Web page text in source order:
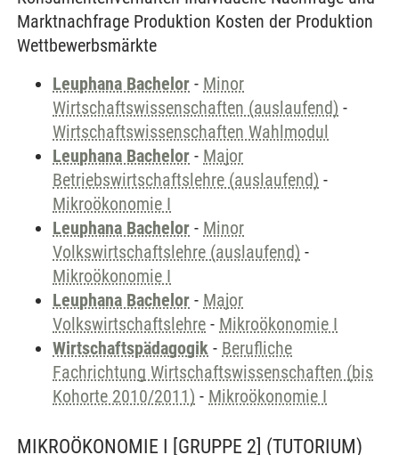
Marktnachfrage Produktion Kosten der Produktion
Wettbewerbsmärkte
Leuphana Bachelor - Minor
Wirtschaftswissenschaften (auslaufend) -
Wirtschaftswissenschaften Wahlmodul
Leuphana Bachelor - Major
Betriebswirtschaftslehre (auslaufend) -
Mikroökonomie I
Leuphana Bachelor - Minor
Volkswirtschaftslehre (auslaufend) -
Mikroökonomie I
Leuphana Bachelor - Major
Volkswirtschaftslehre - Mikroökonomie I
Wirtschaftspädagogik - Berufliche
Fachrichtung Wirtschaftswissenschaften (bis
Kohorte 2010/2011) - Mikroökonomie I
MIKROÖKONOMIE I [GRUPPE 2] (TUTORIUM)